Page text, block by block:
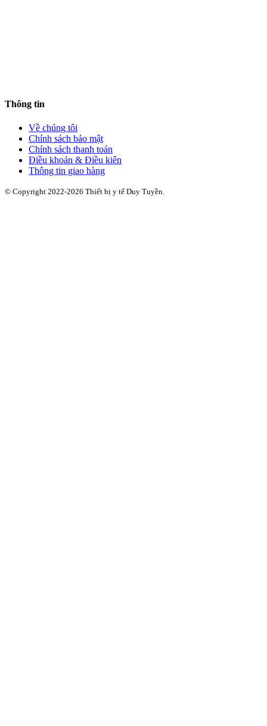
Thông tin
Về chúng tôi
Chính sách bảo mật
Chính sách thanh toán
Điều khoản & Điều kiên
Thông tin giao hàng
© Copyright 2022-2026 Thiết bị y tế Duy Tuyền.